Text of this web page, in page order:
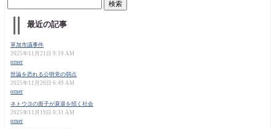
最近の記事
草加市議事件
2025年11月21日 9:19 AM
orner
世論を恐れる公明党の弱点
2025年11月20日 6:49 AM
orner
ネトウヨの面子が衰退を招く社会
2025年11月19日 8:31 AM
orner